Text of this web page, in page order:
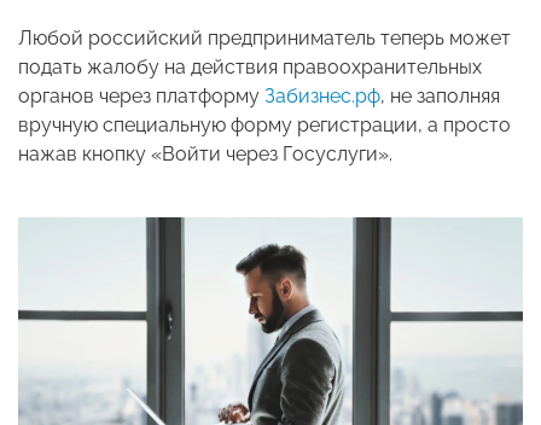
Любой российский предприниматель теперь может
подать жалобу на действия правоохранительных
органов через платформу Забизнес.рф, не заполняя
вручную специальную форму регистрации, а просто
нажав кнопку «Войти через Госуслуги».